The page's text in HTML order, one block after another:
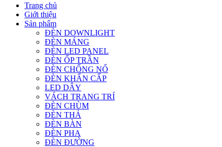
Trang chủ
Giới thiệu
Sản phẩm
ĐÈN DOWNLIGHT
ĐÈN MÁNG
ĐÈN LED PANEL
ĐÈN ỐP TRẦN
ĐÈN CHỐNG NỔ
ĐÈN KHẨN CẤP
LED DÂY
VÁCH TRANG TRÍ
ĐÈN CHÙM
ĐÈN THẢ
ĐÈN BÀN
ĐÈN PHA
ĐÈN ĐƯỜNG